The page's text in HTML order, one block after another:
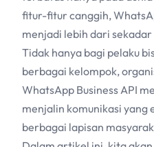
fitur-fitur canggih,
menjadi lebih dari
Tidak hanya bagi pelaku
berbagai kelompok,
WhatsApp Business API
menjalin komunikasi
berbagai lapisan